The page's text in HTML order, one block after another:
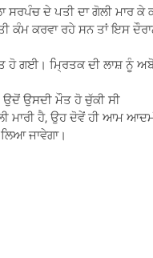
ਸਰਪੰਚ ਦੇ ਪਤੀ ਦਾ ਗੋਲੀ ਮਾਰ ਕੇ
ਕੰਮ ਕਰਵਾ ਰਹੇ ਸਨ ਤਾਂ ਇਸ
ਗਈ। ਮ੍ਰਿਤਕ ਦੀ ਲਾਸ਼ ਨੂੰ
ਉਸਦੀ ਮੌਤ ਹੋ ਚੁੱਕੀ ਸੀ
ਹੈ, ਉਹ ਦੋਵੇਂ ਹੀ ਆਮ
ਜਾਵੇਗਾ।